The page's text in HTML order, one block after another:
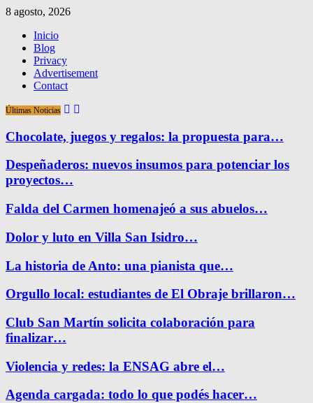
8 agosto, 2026
Inicio
Blog
Privacy
Advertisement
Contact
Últimas Noticias
Chocolate, juegos y regalos: la propuesta para…
Despeñaderos: nuevos insumos para potenciar los
proyectos…
Falda del Carmen homenajeó a sus abuelos…
Dolor y luto en Villa San Isidro…
La historia de Anto: una pianista que…
Orgullo local: estudiantes de El Obraje brillaron…
Club San Martín solicita colaboración para
finalizar…
Violencia y redes: la ENSAG abre el…
Agenda cargada: todo lo que podés hacer…